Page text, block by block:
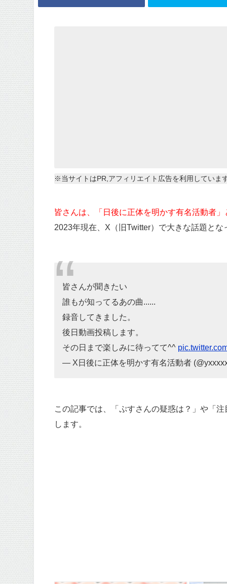
※当サイトはPR,アフィリエイト広告を利用していま
皆さんは、「日後に正体を明かす有名活動者
2023年現在、X（旧Twitter）で大きな話題とな
皆さんが聞きたい
誰もが知ってるあの曲......
録音してきました。
後日動画投稿します。
その日まで楽しみに待ってて^^
— X日後に正体を明かす有名活動者
この記事では、「ぷすさんの疑惑は？」や「
します。